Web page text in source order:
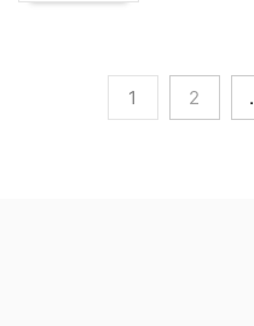
1 2